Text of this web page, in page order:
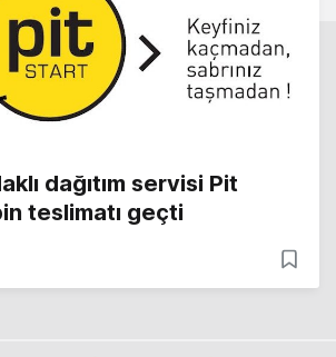
dağıtım servisi Pit
teslimatı geçti